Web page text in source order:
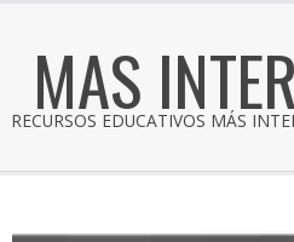
MAS
RECURSOS EDUCATIVOS MÁS